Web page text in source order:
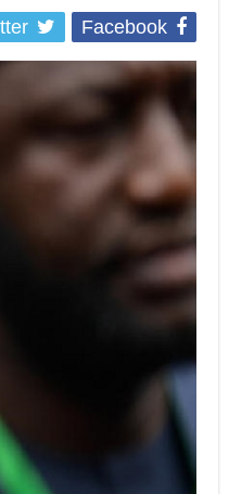
Facebook